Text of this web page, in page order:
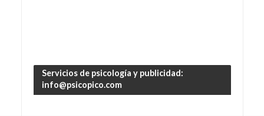
Servicios de psicología y publicidad:
info@psicopico.com